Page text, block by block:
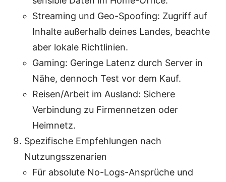
Streaming und Geo-Spoofing: Zugriff auf
Inhalte außerhalb deines Landes, beachte
aber lokale Richtlinien.
Gaming: Geringe Latenz durch Server in
Nähe, dennoch Test vor dem Kauf.
Reisen/Arbeit im Ausland: Sichere
Verbindung zu Firmennetzen oder
Heimnetz.
Spezifische Empfehlungen nach
Nutzungsszenarien
Für absolute No-Logs-Ansprüche und